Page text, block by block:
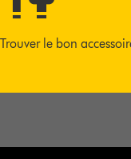
Trouver le bon